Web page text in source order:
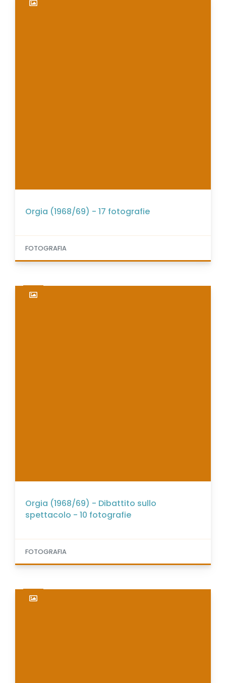
Orgia (1968/69) - 17 fotografie
FOTOGRAFIA
Orgia (1968/69) - Dibattito sullo
spettacolo - 10 fotografie
FOTOGRAFIA